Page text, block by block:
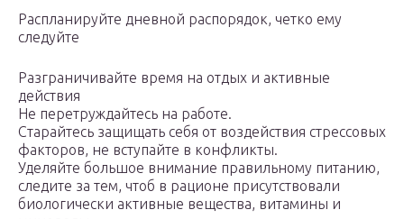
Распланируйте дневной распорядок, четко ему
следуйте
Разграничивайте время на отдых и активные
действия
Не перетруждайтесь на работе.
Старайтесь защищать себя от воздействия стрессовых
факторов, не вступайте в конфликты.
Уделяйте большое внимание правильному питанию,
следите за тем, чтоб в рационе присутствовали
биологически активные вещества, витамины и